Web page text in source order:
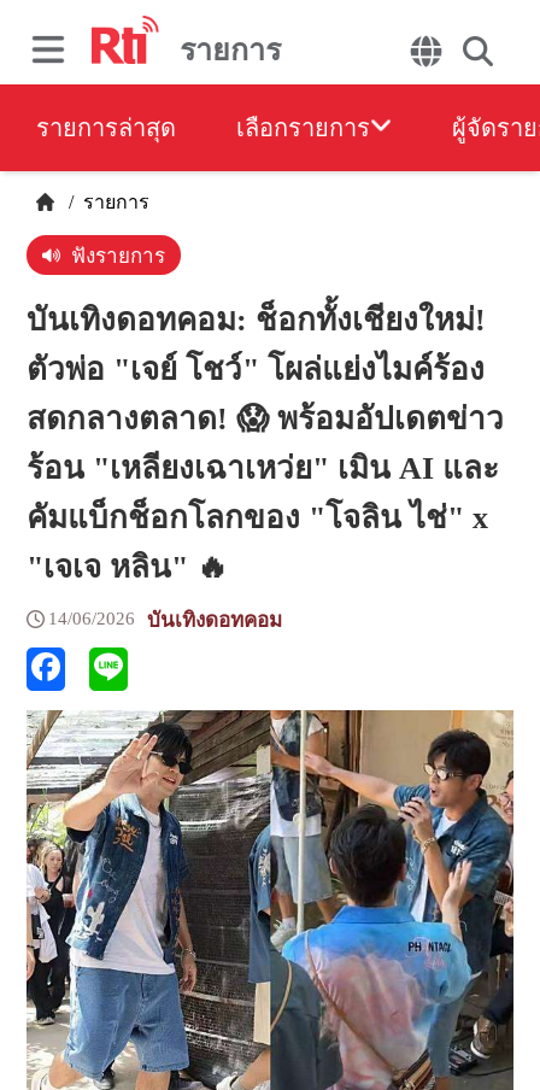
รายการ
รายการล่าสุด เลือกรายการ ผู้จัดรา
/ รายการ
ฟังรายการ
บันเทิงดอทคอม: ช็อกทั้งเชียงใหม่!
ตัวพ่อ "เจย์ โชว์" โผล่แย่งไมค์ร้อง
สดกลางตลาด! 😱 พร้อมอัปเดตข่าว
ร้อน "เหลียงเฉาเหว่ย" เมิน AI และ
คัมแบ็กช็อกโลกของ "โจลิน ไช่" x
"เจเจ หลิน" 🔥
14/06/2026 บันเทิงดอทคอม